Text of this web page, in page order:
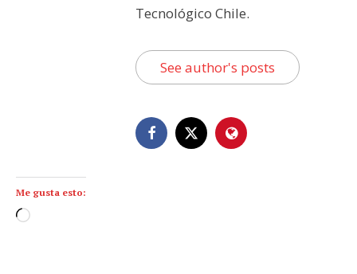
Tecnológico Chile.
See author's posts
Me gusta esto:
C